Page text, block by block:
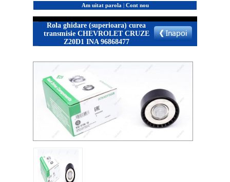
Am uitat parola | Cont nou
Rola ghidare (superioara) curea
transmisie CHEVROLET CRUZE
Z20D1 INA 96868477